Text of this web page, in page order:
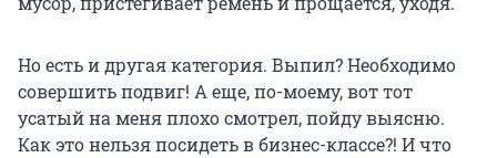
Но есть и другая категория. Выпил? Необходимо
совершить подвиг! А еще, по-моему, вот тот
усатый на меня плохо смотрел, пойду выясню.
Как это нельзя посидеть в бизнес-классе?! И что